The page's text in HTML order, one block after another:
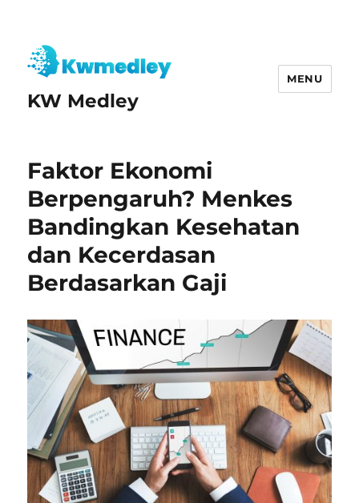
KW Medley
MENU
Faktor Ekonomi
Berpengaruh? Menkes
Bandingkan Kesehatan
dan Kecerdasan
Berdasarkan Gaji